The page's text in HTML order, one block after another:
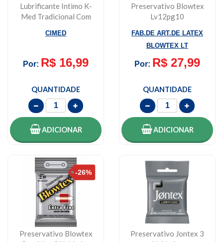
Lubrificante Intimo K-
Med Tradicional Com
CIMED
Por: R$ 16,99
QUANTIDADE
ADICIONAR
Preservativo Blowtex
Lv12pg10
FAB.DE ART.DE LATEX
BLOWTEX LT
Por: R$ 27,99
QUANTIDADE
ADICIONAR
Preservativo Blowtex
Preservativo Jontex 3